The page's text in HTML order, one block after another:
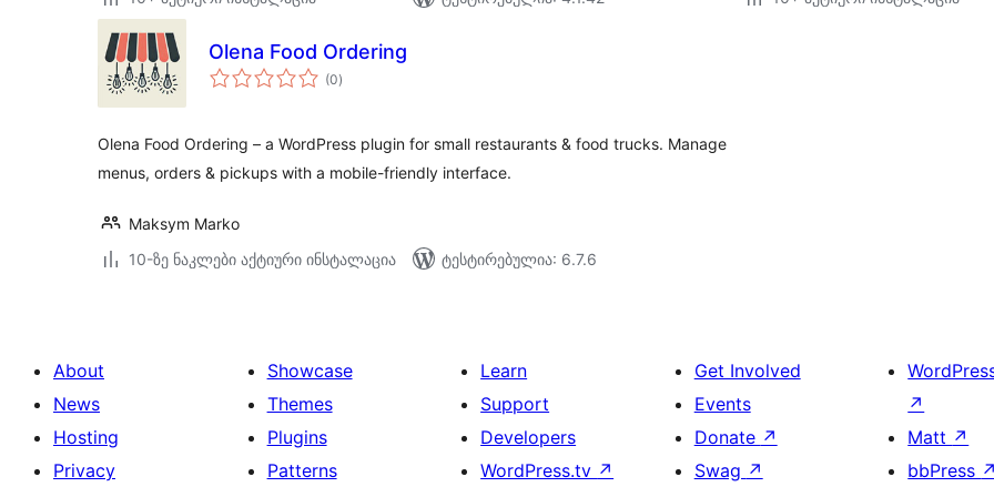
Olena Food Ordering
(0საერთო
რეიტინგი
)
Olena Food Ordering – a WordPress plugin for small restaurants & food trucks. Manage
menus, orders & pickups with a mobile-friendly interface.
Maksym Marko
10-ზე ნაკლები აქტიური ინსტალაცია
ტესტირებულია: 6.7.6
About
News
Hosting
Privacy
Showcase
Themes
Plugins
Patterns
Learn
Support
Developers
WordPress.tv ↗
Get Involved
Events
Donate ↗
Swag ↗
↗
Matt ↗
bbPress ↗